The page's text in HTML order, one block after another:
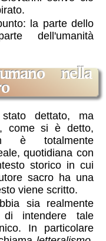
la parte dello
dell'umanità
dettato, ma
come si è detto,
è totalmente
quotidiana con
storico in cui
sacro ha una
viene scritto.
sia realmente
intendere tale
In particolare